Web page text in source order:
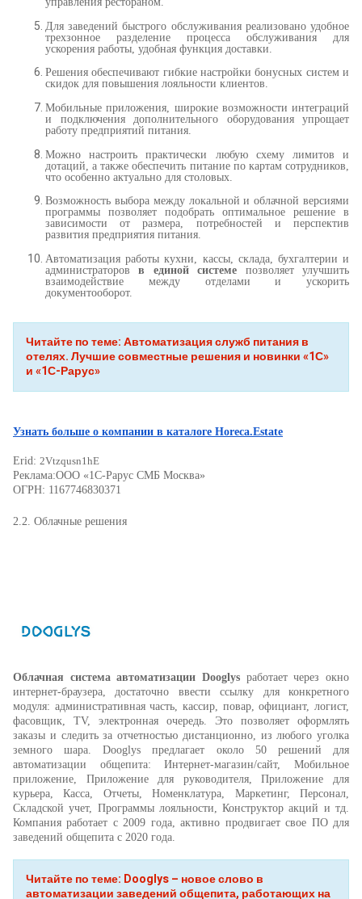
Для заведений быстрого обслуживания реализовано удобное
трехзонное разделение процесса обслуживания для
ускорения работы, удобная функция доставки.
Решения обеспечивают гибкие настройки бонусных систем и
скидок для повышения лояльности клиентов.
Мобильные приложения, широкие возможности интеграций
и подключения дополнительного оборудования упрощает
работу предприятий питания.
Можно настроить практически любую схему лимитов и
дотаций, а также обеспечить питание по картам сотрудников,
что особенно актуально для столовых.
Возможность выбора между локальной и облачной версиями
программы позволяет подобрать оптимальное решение в
зависимости от размера, потребностей и перспектив
развития предприятия питания.
Автоматизация работы кухни, кассы, склада, бухгалтерии и
администраторовв единой системе позволяет улучшить
взаимодействие между отделами и ускорить
документооборот.
Читайте по теме: Автоматизация служб питания в
отелях. Лучшие совместные решения и новинки «1С»
и «1С-Рарус»
Узнать больше о компании в каталоге Horeca.Estate
Erid: 2Vtzqusn1hE
Реклама:ООО «1С-Рарус СМБ Москва»
ОГРН: 1167746830371
2.2. Облачные решения
Облачная система автоматизации Dooglys работает через окно
интернет-браузера, достаточно ввести ссылку для конкретного
модуля: административная часть, кассир, повар, официант, логист,
фасовщик, TV, электронная очередь. Это позволяет оформлять
заказы и следить за отчетностью дистанционно, из любого уголка
земного шара. Dooglys предлагает около 50 решений для
автоматизации общепита: Интернет-магазин/сайт, Мобильное
приложение, Приложение для руководителя, Приложение для
курьера, Касса, Отчеты, Номенклатура, Маркетинг, Персонал,
Складской учет, Программы лояльности, Конструктор акций и тд.
Компания работает с 2009 года, активно продвигает свое ПО для
заведений общепита с 2020 года.
Читайте по теме: Dooglys – новое слово в
автоматизации заведений общепита, работающих на